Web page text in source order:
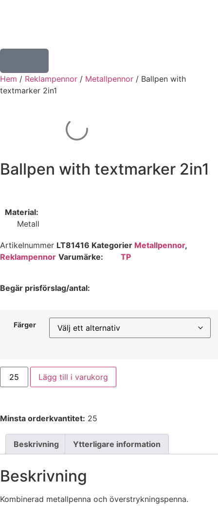
Hem / Reklampennor / Metallpennor / Ballpen with
textmarker 2in1
Ballpen with textmarker 2in1
Material:
Metall
Artikelnummer LT81416 Kategorier Metallpennor,
Reklampennor Varumärke: TP
Begär prisförslag/antal:
Färger
Lägg till i varukorg
Minsta orderkvantitet: 25
Beskrivning Ytterligare information
Beskrivning
Kombinerad metallpenna och överstrykningspenna.